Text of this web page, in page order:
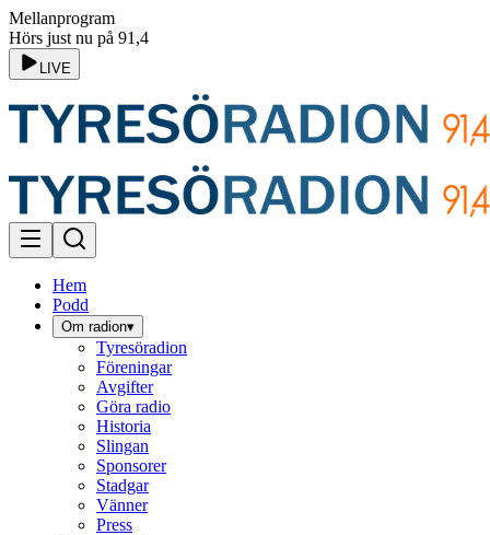
Mellanprogram
Hörs just nu på 91,4
LIVE
Hem
Podd
Om radion▾
Tyresöradion
Föreningar
Avgifter
Göra radio
Historia
Slingan
Sponsorer
Stadgar
Vänner
Press